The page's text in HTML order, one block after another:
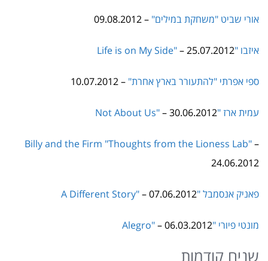
איזבו "Life is on My Side"– 25.07.2012
ספי אפרתי "להתעורר בארץ אחרת"– 10.07.2012
עמית ארז "Not About Us" – 30.06.2012
Billy and the Firm "Thoughts from the Lioness Lab"–
פאניק אנסמבל "A Different Story"
מונטי פיורי "Alegro"– 06.03.2012
שנים קודמות